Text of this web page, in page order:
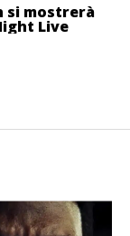
si mostrerà
Live